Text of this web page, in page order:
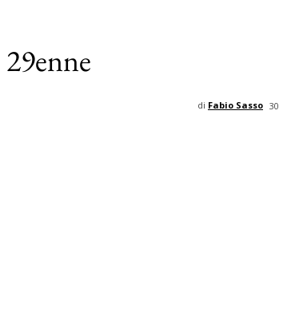
30
di Fabio Sasso